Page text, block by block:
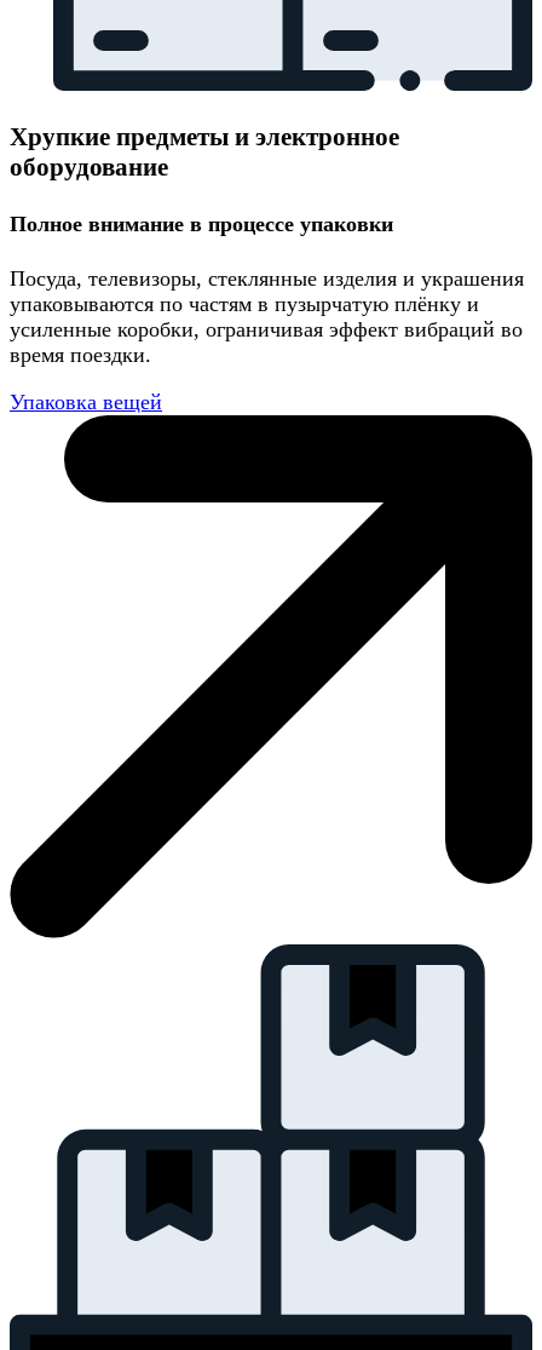
Хрупкие предметы и электронное
оборудование
Полное внимание в процессе упаковки
Посуда, телевизоры, стеклянные изделия и украшения
упаковываются по частям в пузырчатую плёнку и
усиленные коробки, ограничивая эффект вибраций во
время поездки.
Упаковка вещей